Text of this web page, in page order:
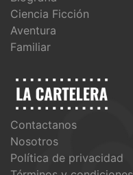
Ciencia Ficción
Aventura
Familiar
Contactanos
Nosotros
Política de privacidad